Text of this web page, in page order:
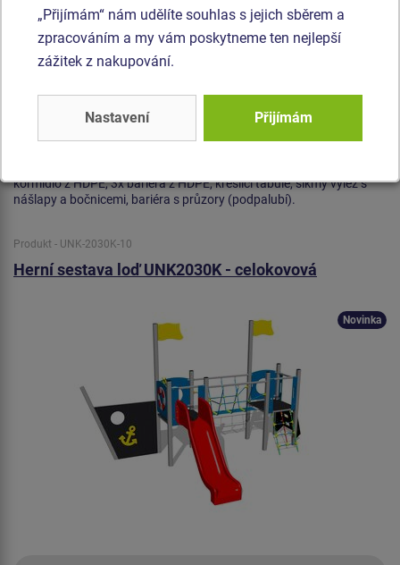
kormidlo z HDPE, 3x bariéra z HDPE, kreslící tabule, šikmý výlez s
nášlapy a bočnicemi, bariéra s průzory (podpalubí).
Produkt - UNK-2030K-10
Herní sestava loď UNK2030K - celokovová
Novinka
„Přijímám“ nám udělíte souhlas s jejich sběrem a
zpracováním a my vám poskytneme ten nejlepší
zážitek z nakupování.
Nastavení Přijímám